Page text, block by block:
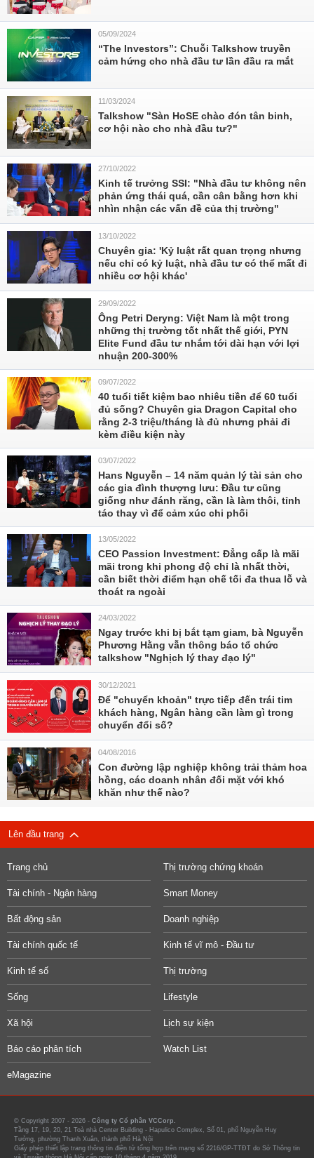
05/09/2024
“The Investors”: Chuỗi Talkshow truyền
cảm hứng cho nhà đầu tư lần đầu ra mắt
11/03/2024
Talkshow "Sàn HoSE chào đón tân binh,
cơ hội nào cho nhà đầu tư?"
27/10/2022
Kinh tế trưởng SSI: "Nhà đầu tư không nên
phản ứng thái quá, cần cân bằng hơn khi
nhìn nhận các vấn đề của thị trường"
13/10/2022
Chuyên gia: 'Kỷ luật rất quan trọng nhưng
nếu chỉ có kỷ luật, nhà đầu tư có thể mất đi
nhiều cơ hội khác'
29/09/2022
Ông Petri Deryng: Việt Nam là một trong
những thị trường tốt nhất thế giới, PYN
Elite Fund đầu tư nhắm tới dài hạn với lợi
nhuận 200-300%
09/07/2022
40 tuổi tiết kiệm bao nhiêu tiền để 60 tuổi
đủ sống? Chuyên gia Dragon Capital cho
rằng 2-3 triệu/tháng là đủ nhưng phải đi
kèm điều kiện này
03/07/2022
Hans Nguyễn – 14 năm quản lý tài sản cho
các gia đình thượng lưu: Đầu tư cũng
giống như đánh răng, cần là làm thôi, tỉnh
táo thay vì để cảm xúc chi phối
13/05/2022
CEO Passion Investment: Đẳng cấp là mãi
mãi trong khi phong độ chỉ là nhất thời,
cần biết thời điểm hạn chế tối đa thua lỗ và
thoát ra ngoài
24/03/2022
Ngay trước khi bị bắt tạm giam, bà Nguyễn
Phương Hằng vẫn thông báo tổ chức
talkshow "Nghịch lý thay đạo lý"
30/12/2021
Để "chuyển khoản" trực tiếp đến trái tim
khách hàng, Ngân hàng cần làm gì trong
chuyển đổi số?
04/08/2016
Con đường lập nghiệp không trải thảm hoa
hồng, các doanh nhân đối mặt với khó
khăn như thế nào?
Lên đầu trang
Trang chủ Thị trường chứng khoán
Tài chính - Ngân hàng Smart Money
Bất động sản Doanh nghiệp
Tài chính quốc tế Kinh tế vĩ mô - Đầu tư
Kinh tế số Thị trường
Sống Lifestyle
Xã hội Lịch sự kiện
Báo cáo phân tích Watch List
eMagazine
© Copyright 2007 - 2026 - Công ty Cổ phần VCCorp.
Tầng 17, 19, 20, 21 Toà nhà Center Building - Hapulico Complex, Số 01, phố Nguyễn Huy
Tưởng, phường Thanh Xuân, thành phố Hà Nội
Giấy phép thiết lập trang thông tin điện tử tổng hợp trên mạng số 2216/GP-TTĐT do Sở Thông tin